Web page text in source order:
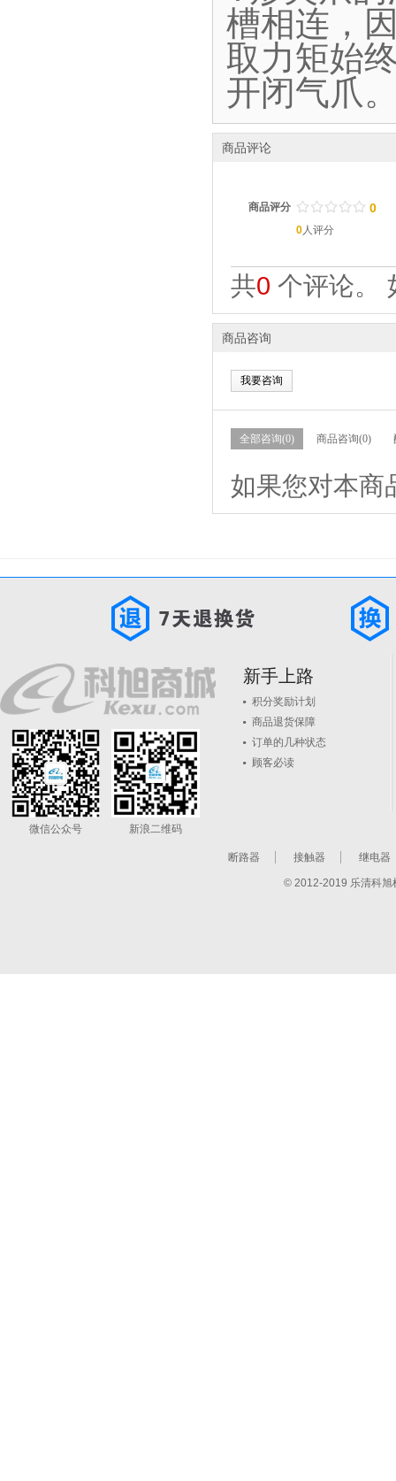
槽相连，
取力矩始
开闭气爪
商品评论
商品评分 / / / / /
. . . . . 0
0人评分
共0 个评论。
商品咨询
我要咨询
全部咨询(0) 商品咨询(0)
如果您对本商
微信公众号 新浪二维码
新手上路
积分奖励计划
商品退货保障
订单的几种状态
顾客必读
断路器 接触器 继电器
© 2012-2019 乐清科旭